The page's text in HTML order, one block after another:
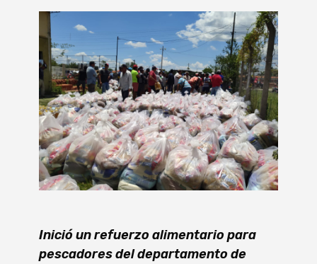
Inició un refuerzo alimentario para
pescadores del departamento de